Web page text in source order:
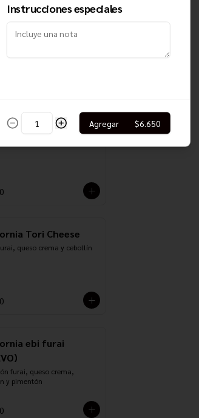
Smoke
y palta
Tako
Tori Cheese
queso crema y cebollín
ebi furai
furai, queso crema,
y pimentón
Instrucciones especiales
Agregar $6.650